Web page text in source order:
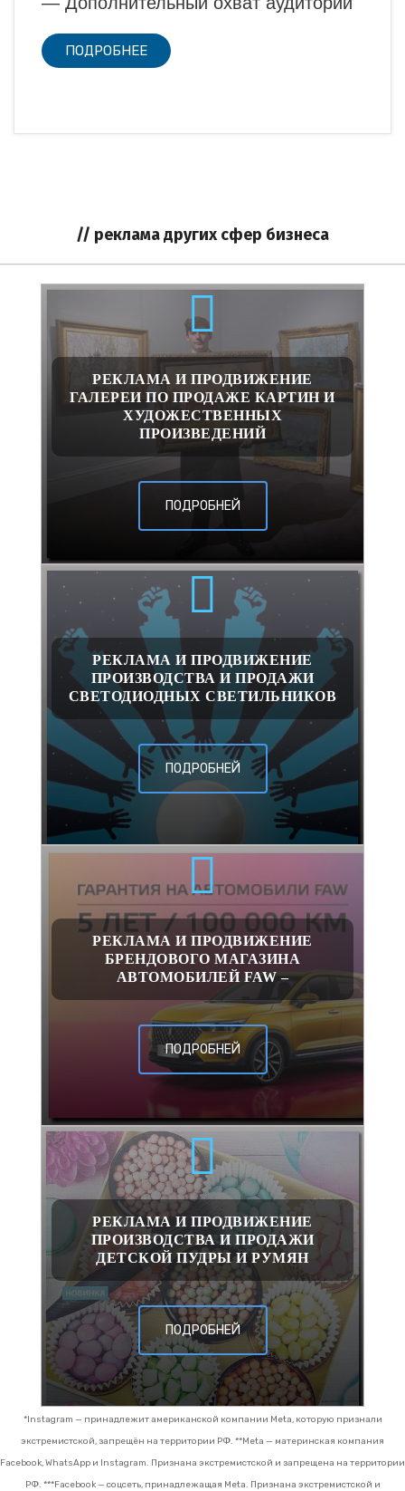
ПОДРОБНЕЕ
// реклама других сфер бизнеса
РЕКЛАМА И ПРОДВИЖЕНИЕ
ГАЛЕРЕИ ПО ПРОДАЖЕ КАРТИН И
ХУДОЖЕСТВЕННЫХ
ПРОИЗВЕДЕНИЙ
ПОДРОБНЕЙ
РЕКЛАМА И ПРОДВИЖЕНИЕ
ПРОИЗВОДСТВА И ПРОДАЖИ
СВЕТОДИОДНЫХ СВЕТИЛЬНИКОВ
ПОДРОБНЕЙ
РЕКЛАМА И ПРОДВИЖЕНИЕ
БРЕНДОВОГО МАГАЗИНА
АВТОМОБИЛЕЙ FAW –
ПОДРОБНЕЙ
РЕКЛАМА И ПРОДВИЖЕНИЕ
ПРОИЗВОДСТВА И ПРОДАЖИ
ДЕТСКОЙ ПУДРЫ И РУМЯН
ПОДРОБНЕЙ
*Instagram — принадлежит американской компании Meta, которую признали
экстремистской, запрещён на территории РФ. **Meta — материнская компания
Facebook, WhatsApp и Instagram. Признана экстремистской и запрещена на территории
РФ. ***Facebook — соцсеть, принадлежащая Meta. Признана экстремистской и